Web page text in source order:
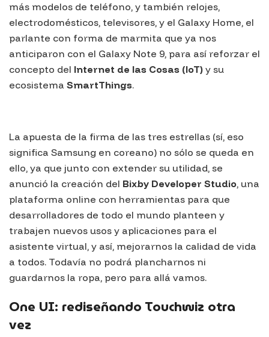
más modelos de teléfono, y también relojes,
electrodomésticos, televisores, y el Galaxy Home, el
parlante con forma de marmita que ya nos
anticiparon con el Galaxy Note 9, para así reforzar el
concepto del Internet de las Cosas (IoT) y su
ecosistema SmartThings.
La apuesta de la firma de las tres estrellas (sí, eso
significa Samsung en coreano) no sólo se queda en
ello, ya que junto con extender su utilidad, se
anunció la creación del Bixby Developer Studio, una
plataforma online con herramientas para que
desarrolladores de todo el mundo planteen y
trabajen nuevos usos y aplicaciones para el
asistente virtual, y así, mejorarnos la calidad de vida
a todos. Todavía no podrá plancharnos ni
guardarnos la ropa, pero para allá vamos.
One UI: rediseñando Touchwiz otra
vez